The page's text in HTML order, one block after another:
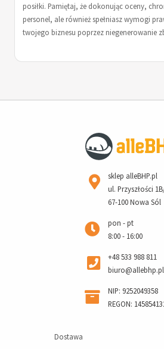
posiłki. Pamiętaj, że dokonując oceny,
personel, ale również spełniasz wymogi
twojego biznesu poprzez niegenerowanie
sklep alleBHP.pl
ul. Przyszłości
67-100 Nowa Sól
pon - pt
8:00 - 16:00
+48 533 988 811
biuro@allebhp.pl
NIP: 9252049358
REGON:
Dostawa